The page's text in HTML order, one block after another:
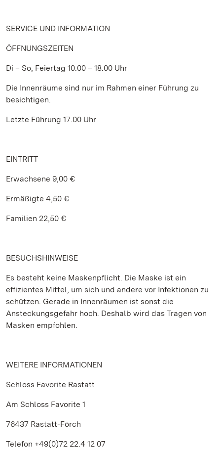
SERVICE UND INFORMATION
ÖFFNUNGSZEITEN
Di – So, Feiertag 10.00 – 18.00 Uhr
Die Innenräume sind nur im Rahmen einer Führung zu
besichtigen.
Letzte Führung 17.00 Uhr
EINTRITT
Erwachsene 9,00 €
Ermäßigte 4,50 €
Familien 22,50 €
BESUCHSHINWEISE
Es besteht keine Maskenpflicht. Die Maske ist ein
effizientes Mittel, um sich und andere vor Infektionen zu
schützen. Gerade in Innenräumen ist sonst die
Ansteckungsgefahr hoch. Deshalb wird das Tragen von
Masken empfohlen.
WEITERE INFORMATIONEN
Schloss Favorite Rastatt
Am Schloss Favorite 1
76437 Rastatt-Förch
Telefon +49(0)72 22.4 12 07